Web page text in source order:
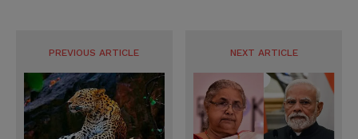
PREVIOUS ARTICLE NEXT ARTICLE